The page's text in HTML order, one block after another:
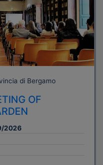
di Bergamo
OF
2026